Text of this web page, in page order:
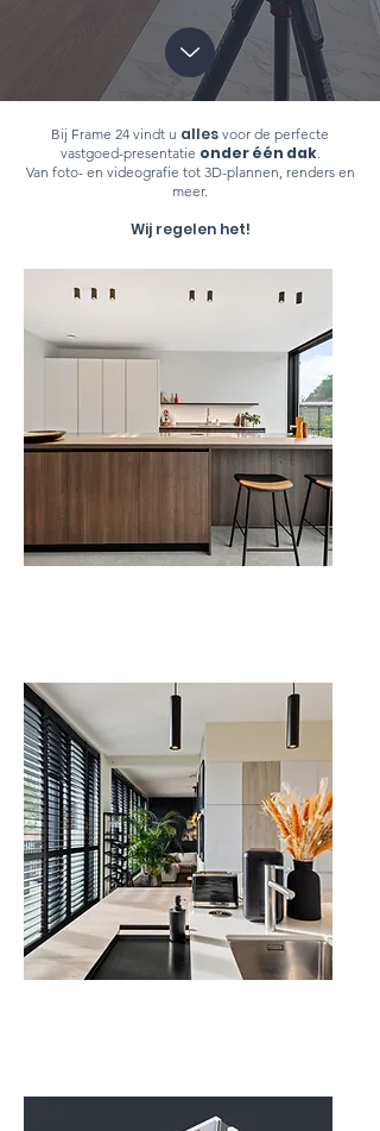
Bij Frame 24 vindt u alles voor de perfecte
vastgoed-presentatie onder één dak.
Van foto- en videografie tot 3D-plannen, renders en
meer.
Wij regelen het!